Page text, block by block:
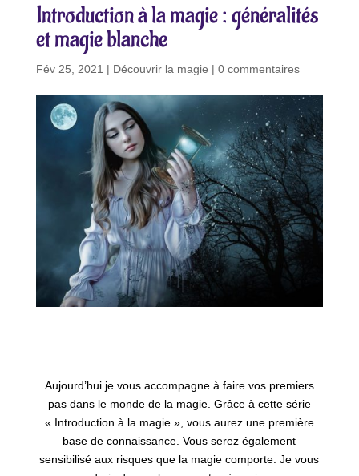
Introduction à la magie : généralités
et magie blanche
Fév 25, 2021 | Découvrir la magie | 0 commentaires
Aujourd’hui je vous accompagne à faire vos premiers
pas dans le monde de la magie. Grâce à cette série
« Introduction à la magie », vous aurez une première
base de connaissance. Vous serez également
sensibilisé aux risques que la magie comporte. Je vous